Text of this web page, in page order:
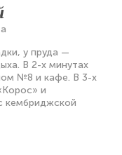
у пруда —
В 2-х минутах
№8 и кафе. В 3-х
и
кембриджской